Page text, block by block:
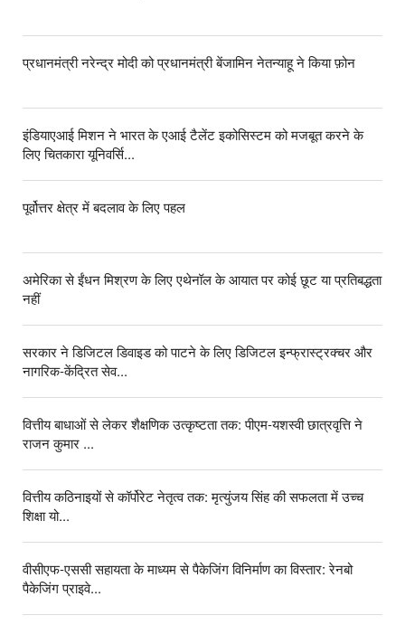
प्रधानमंत्री नरेन्द्र मोदी को प्रधानमंत्री बेंजामिन नेतन्याहू ने किया फ़ोन
इंडियाएआई मिशन ने भारत के एआई टैलेंट इकोसिस्टम को मजबूत करने के
लिए चितकारा यूनिवर्सि...
पूर्वोत्तर क्षेत्र में बदलाव के लिए पहल
अमेरिका से ईंधन मिश्रण के लिए एथेनॉल के आयात पर कोई छूट या प्रतिबद्धता
नहीं
सरकार ने डिजिटल डिवाइड को पाटने के लिए डिजिटल इन्फ्रास्ट्रक्चर और
नागरिक-केंद्रित सेव...
वित्तीय बाधाओं से लेकर शैक्षणिक उत्कृष्टता तक: पीएम-यशस्वी छात्रवृत्ति ने
राजन कुमार ...
वित्तीय कठिनाइयों से कॉर्पोरेट नेतृत्व तक: मृत्युंजय सिंह की सफलता में उच्च
शिक्षा यो...
वीसीएफ-एससी सहायता के माध्यम से पैकेजिंग विनिर्माण का विस्तार: रेनबो
पैकेजिंग प्राइवे...